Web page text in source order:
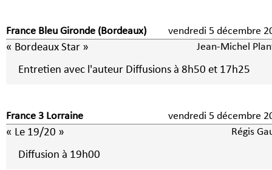
France Bleu Gironde (Bordeaux) vendredi 5 décembre
« Bordeaux Star » Jean-Michel
Entretien avec l'auteur Diffusions à 8h50 et 17h25
France 3 Lorraine vendredi 5 décembre
« Le 19/20 » Régis
Diffusion à 19h00